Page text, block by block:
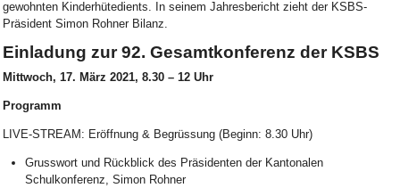
gewohnten Kinderhütedients. In seinem Jahresbericht zieht der KSBS-
Präsident Simon Rohner Bilanz.
Einladung zur 92. Gesamtkonferenz der KSBS
Mittwoch, 17. März 2021, 8.30 – 12 Uhr
Programm
LIVE-STREAM: Eröffnung & Begrüssung (Beginn: 8.30 Uhr)
Grusswort und Rückblick des Präsidenten der Kantonalen
Schulkonferenz, Simon Rohner